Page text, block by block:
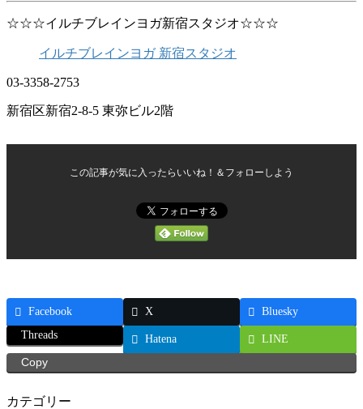
☆☆☆イルチブレインヨガ新宿スタジオ☆☆☆
イルチブレインヨガ 新宿スタジオ
03-3358-2753
新宿区新宿2-8-5 東弥ビル2階
この記事が気に入ったらいいね！＆フォローしよう
Facebook X
Bluesky
Threads
Hatena
LINE
Copy
カテゴリー